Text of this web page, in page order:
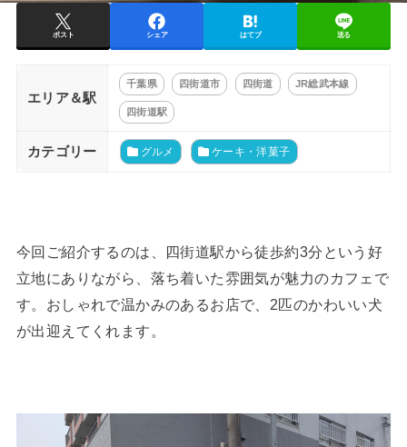
ポスト シェア はてブ 送る
エリア＆駅
千葉県 四街道市 四街道 JR総武本線
四街道駅
カテゴリー グルメ ケーキ・洋菓子
今回ご紹介するのは、四街道駅から徒歩約3分という好
立地にありながら、落ち着いた雰囲気が魅力のカフェで
す。おしゃれで温かみのあるお店で、2匹のかわいい犬
が出迎えてくれます。